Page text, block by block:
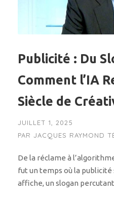
Publicité : Du
Comment l’IA
Siècle de
JUILLET 1, 2025
PAR JACQUES RAYMOND
De la réclame à
fut un temps où la
affiche, un slogan